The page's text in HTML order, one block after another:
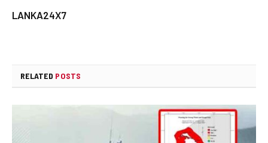
LANKA24X7
RELATED POSTS